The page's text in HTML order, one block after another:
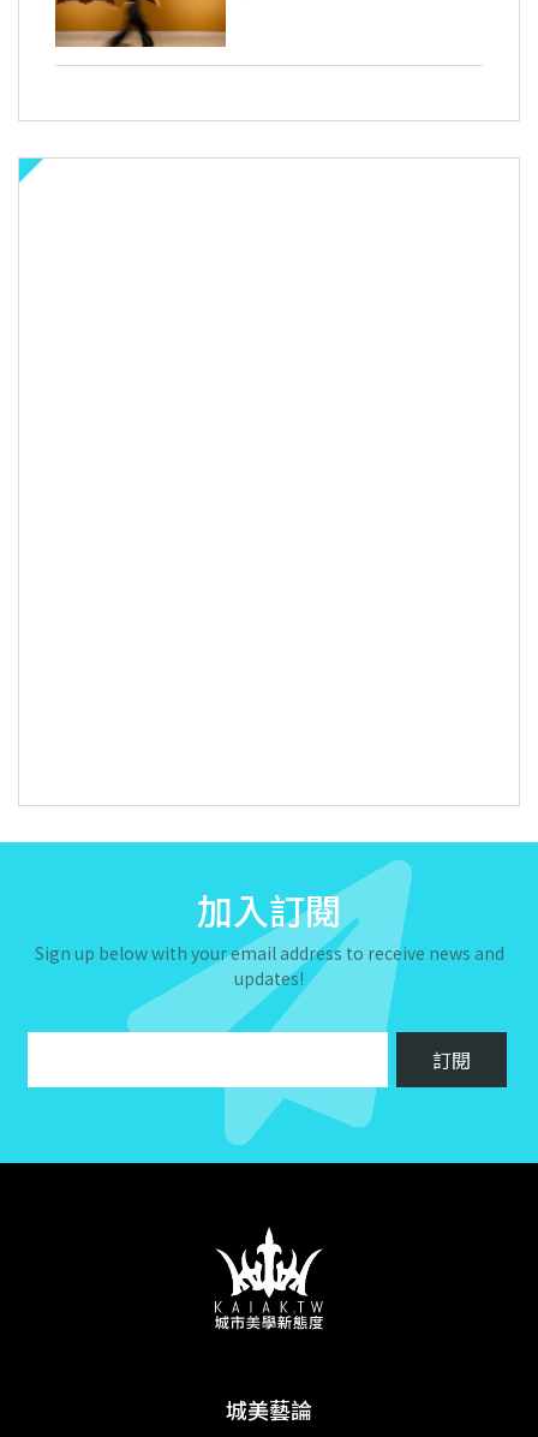
加入訂閱
Sign up below with your email address to receive news and
updates!
城美藝論